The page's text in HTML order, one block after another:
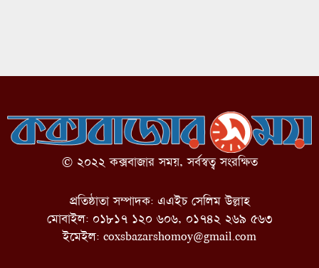
© ২০২২ কক্সবাজার সময়, সর্বস্বত্ব সংরক্ষিত
প্রতিষ্ঠাতা সম্পাদক: এএইচ সেলিম উল্লাহ
মোবাইল: ০১৮১৭ ১২০ ৬০৬, ০১৭৪২ ২৬৯ ৫৬৩
ইমেইল: coxsbazarshomoy@gmail.com